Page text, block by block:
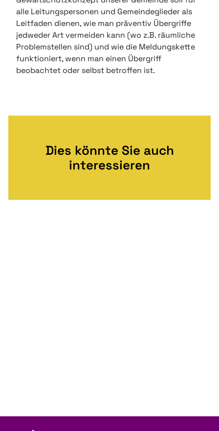
alle Leitungspersonen und Gemeindeglieder als
Leitfaden dienen, wie man präventiv Übergriffe
jedweder Art vermeiden kann (wo z.B. räumliche
Problemstellen sind) und wie die Meldungskette
funktioniert, wenn man einen Übergriff
beobachtet oder selbst betroffen ist.
Dies könnte Sie auch
interessieren